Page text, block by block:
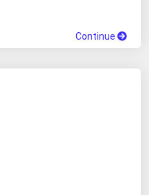
Continue